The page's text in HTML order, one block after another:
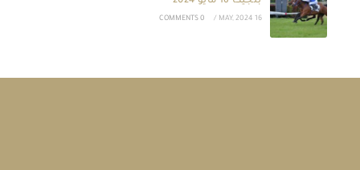
16 MAY, 2024
/
0 COMMENTS